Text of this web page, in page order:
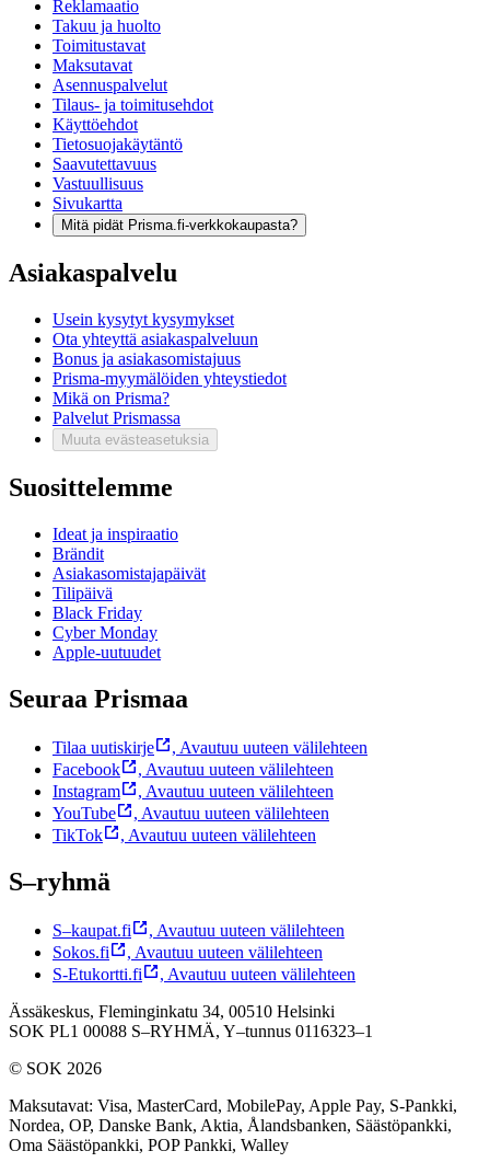
Reklamaatio
Takuu ja huolto
Toimitustavat
Maksutavat
Asennuspalvelut
Tilaus- ja toimitusehdot
Käyttöehdot
Tietosuojakäytäntö
Saavutettavuus
Vastuullisuus
Sivukartta
Mitä pidät Prisma.fi-verkkokaupasta?
Asiakaspalvelu
Usein kysytyt kysymykset
Ota yhteyttä asiakaspalveluun
Bonus ja asiakasomistajuus
Prisma-myymälöiden yhteystiedot
Mikä on Prisma?
Palvelut Prismassa
Muuta evästeasetuksia
Suosittelemme
Ideat ja inspiraatio
Brändit
Asiakasomistajapäivät
Tilipäivä
Black Friday
Cyber Monday
Apple-uutuudet
Seuraa Prismaa
Tilaa uutiskirje , Avautuu uuteen välilehteen
Facebook
, Avautuu uuteen välilehteen
Instagram
, Avautuu uuteen välilehteen
YouTube
, Avautuu uuteen välilehteen
TikTok
, Avautuu uuteen välilehteen
S–ryhmä
S–kaupat.fi , Avautuu uuteen välilehteen
Sokos.fi
, Avautuu uuteen välilehteen
S-Etukortti.fi
, Avautuu uuteen välilehteen
Ässäkeskus, Fleminginkatu 34, 00510 Helsinki
SOK PL1 00088 S–RYHMÄ, Y–tunnus 0116323–1
© SOK 2026
Maksutavat: Visa, MasterCard, MobilePay, Apple Pay, S-Pankki,
Nordea, OP, Danske Bank, Aktia, Ålandsbanken, Säästöpankki,
Oma Säästöpankki, POP Pankki, Walley